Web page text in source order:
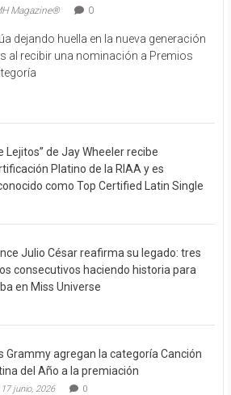
Magazine® 0
dejando huella en la nueva generación
al recibir una nominación a Premios
Lejitos” de Jay Wheeler recibe
Platino de la RIAA y es
como Top Certified Latin Single
Julio César reafirma su legado: tres
consecutivos haciendo historia para
en Miss Universe
Grammy agregan la categoría Canción
del Año a la premiación
17 junio, 2026 0